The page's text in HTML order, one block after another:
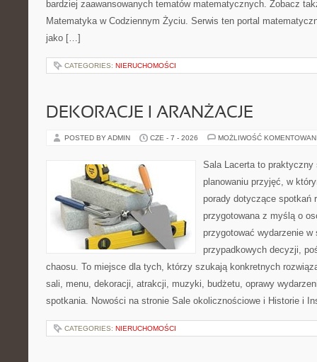
bardziej zaawansowanych tematów matematycznych. Zobacz
Matematyka w Codziennym Życiu. Serwis ten portal
jako […]
CATEGORIES: NIERUCHOMOŚCI
DEKORACJE I ARANŻACJE
POSTED BY ADMIN CZE - 7 - 2026 MOŻLIWOŚĆ
Sala Lacerta to praktyczny
planowaniu przyjęć, w
porady dotyczące spotkań
przygotowana z myślą o
przygotować wydarzenie
przypadkowych decyzji,
chaosu. To miejsce dla tych, którzy szukają konkretnych
sali, menu, dekoracji, atrakcji, muzyki, budżetu, oprawy
spotkania. Nowości na stronie Sale okolicznościowe i Historie i
CATEGORIES: NIERUCHOMOŚCI